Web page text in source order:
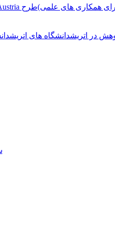
همکاری های علمی)طرح IMPULSE Iran_Austria
در اتریشدانشگاه های اتریش